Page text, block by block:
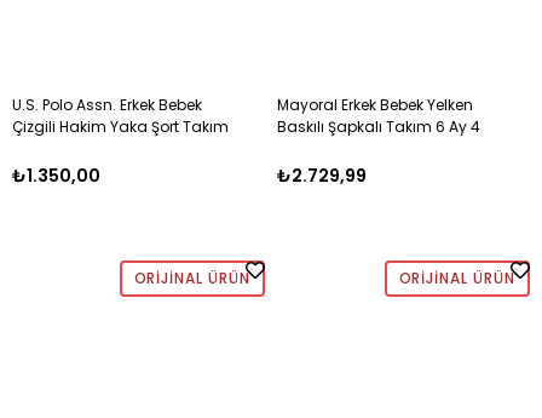
U.S. Polo Assn. Erkek Bebek
Çizgili Hakim Yaka Şort Takım
₺1.350,00
Mayoral Erkek Bebek Yelken
Baskılı Şapkalı Takım 6 Ay 4
₺2.729,99
ORIJINAL ÜRÜN ORIJINAL ÜRÜN